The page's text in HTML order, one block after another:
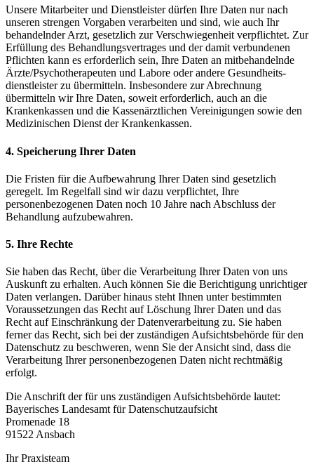
Unsere Mitarbeiter und Dienstleister dürfen Ihre Daten nur nach
unseren strengen Vorgaben verarbeiten und sind, wie auch Ihr
behandelnder Arzt, gesetzlich zur Verschwiegenheit verpflichtet. Zur
Erfüllung des Behandlungsvertrages und der damit verbundenen
Pflichten kann es erforderlich sein, Ihre Daten an mitbehandelnde
Ärzte/Psycho­thera­peuten und Labore oder andere Gesund­heits­
dienst­leister zu übermitteln. Insbesondere zur Abrechnung
übermitteln wir Ihre Daten, soweit erforderlich, auch an die
Krankenkassen und die Kassenärztlichen Vereinigungen sowie den
Medizinischen Dienst der Krankenkassen.
4. Speicherung Ihrer Daten
Die Fristen für die Aufbewahrung Ihrer Daten sind gesetzlich
geregelt. Im Regelfall sind wir dazu verpflichtet, Ihre
personenbezogenen Daten noch 10 Jahre nach Abschluss der
Behandlung aufzubewahren.
5. Ihre Rechte
Sie haben das Recht, über die Verarbeitung Ihrer Daten von uns
Auskunft zu erhalten. Auch können Sie die Berichtigung unrichtiger
Daten verlangen. Darüber hinaus steht Ihnen unter bestimmten
Voraussetzungen das Recht auf Löschung Ihrer Daten und das
Recht auf Einschränkung der Datenverarbeitung zu. Sie haben
ferner das Recht, sich bei der zuständigen Aufsichtsbehörde für den
Datenschutz zu beschweren, wenn Sie der Ansicht sind, dass die
Verarbeitung Ihrer personenbezogenen Daten nicht rechtmäßig
erfolgt.
Die Anschrift der für uns zuständigen Aufsichtsbehörde lautet:
Bayerisches Landesamt für Datenschutzaufsicht
Promenade 18
91522 Ansbach
Ihr Praxisteam